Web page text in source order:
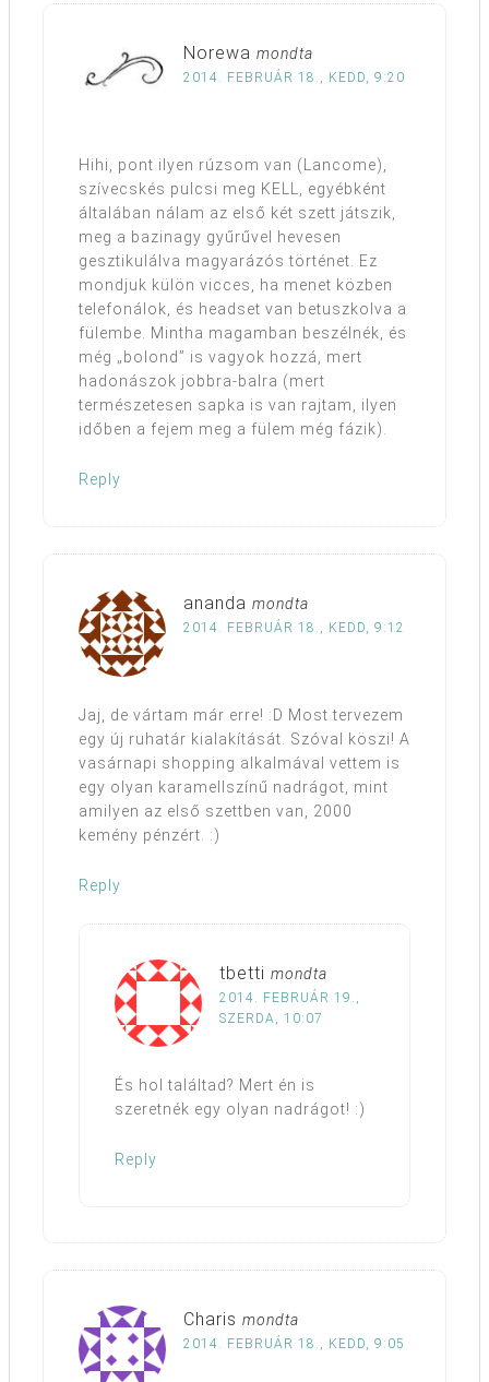
Norewa mondta
2014. FEBRUÁR 18., KEDD, 9:20
Hihi, pont ilyen rúzsom van (Lancome),
szívecskés pulcsi meg KELL, egyébként
általában nálam az első két szett játszik,
meg a bazinagy gyűrűvel hevesen
gesztikulálva magyarázós történet. Ez
mondjuk külön vicces, ha menet közben
telefonálok, és headset van betuszkolva a
fülembe. Mintha magamban beszélnék, és
még „bolond” is vagyok hozzá, mert
hadonászok jobbra-balra (mert
természetesen sapka is van rajtam, ilyen
időben a fejem meg a fülem még fázik).
Reply
ananda mondta
2014. FEBRUÁR 18., KEDD, 9:12
Jaj, de vártam már erre! :D Most tervezem
egy új ruhatár kialakítását. Szóval köszi! A
vasárnapi shopping alkalmával vettem is
egy olyan karamellszínű nadrágot, mint
amilyen az első szettben van, 2000
kemény pénzért. :)
Reply
tbetti mondta
2014. FEBRUÁR 19.,
SZERDA, 10:07
És hol találtad? Mert én is
szeretnék egy olyan nadrágot! :)
Reply
Charis mondta
2014. FEBRUÁR 18., KEDD, 9:05